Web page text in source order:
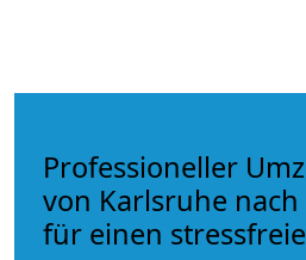
Professioneller
von Karlsruhe nach
für einen